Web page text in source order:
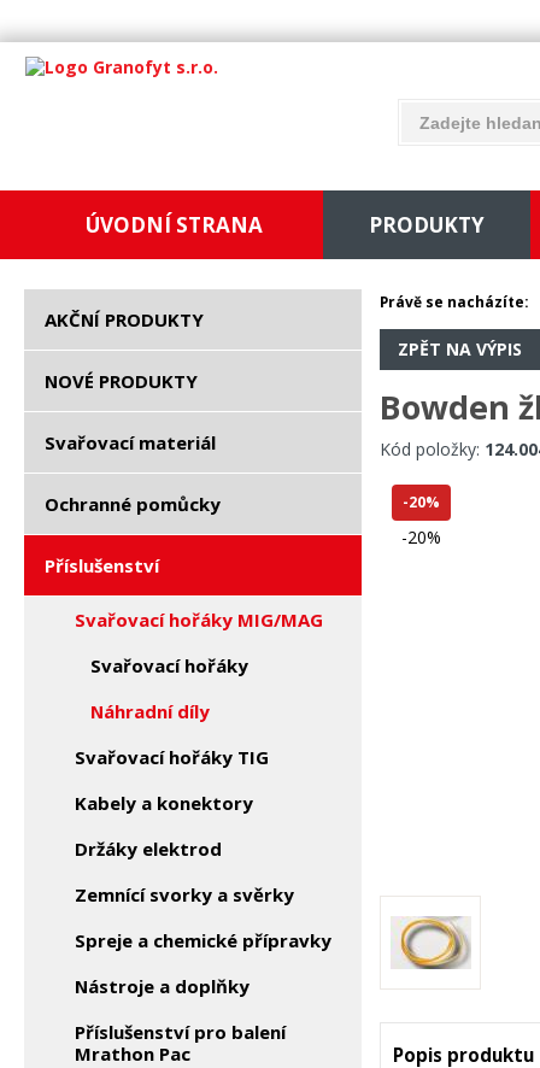
ÚVODNÍ STRANA PRODUKTY
AKČNÍ PRODUKTY
NOVÉ PRODUKTY
Svařovací materiál
Ochranné pomůcky
Příslušenství
Svařovací hořáky MIG/MAG
Svařovací hořáky
Náhradní díly
Svařovací hořáky TIG
Kabely a konektory
Držáky elektrod
Zemnící svorky a svěrky
Spreje a chemické přípravky
Nástroje a doplňky
Příslušenství pro balení
Mrathon Pac
Právě se nacházíte:
ZPĚT NA VÝPIS
Bowden
Kód položky:
-20%
-20%
Popis produktu